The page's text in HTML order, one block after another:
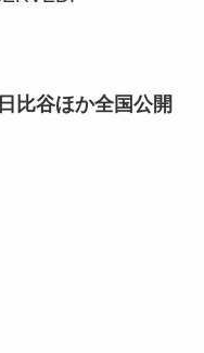
比谷ほか全国公開